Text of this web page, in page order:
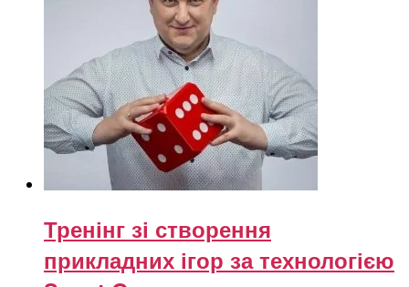
Тренінг зі створення
прикладних ігор за технологією